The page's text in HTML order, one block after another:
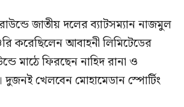
জাতীয় দলের ব্যাটসম্যান নাজমুল
করেছিলেন আবাহনী লিমিটেডের
মাঠে ফিরছেন নাহিদ রানা ও
খেলবেন মোহামেডান স্পোর্টিং